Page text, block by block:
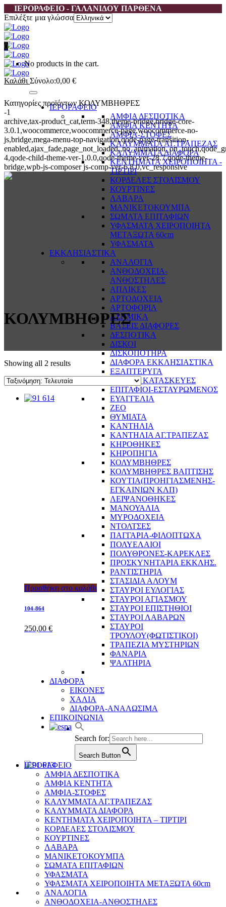
ΙΕΡΟΡΑΦΕΙΟ - ΓΑΛΑΝΙΔΟΥ ΠΑΡΘΕΝΑ
Επιλέξτε μια γλώσσα
0
No products in the cart.
Καλάθι Σύνολο:0,00 €
ΙΕΡΟΡΑΦΕΙΟ
ΑΜΦΙΑ ΔΕΣΠΟΤΙΚΑ
ΑΜΦΙΑ ΚΕΝΤΗΤΑ
ΑΜΦΙΑ-ΣΤΟΦΕΣ
ΚΑΛΥΜΜΑΤΑ ΑΓ.ΤΡΑΠΕΖΑΣ
ΚΑΛΥΜΜΑΤΑ ΔΙΑΦΟΡΑ
ΚΕΝΤΗΜΑΤΑ ΧΕΙΡΟΠΟΙΗΤΑ -
ΤΙΡΤΙΡΙ
ΚΟΡΔΕΛΕΣ ΣΤΟΛΙΣΜΟΥ
ΚΟΥΡΤΙΝΕΣ
ΛΑΒΑΡΑ
ΜΑΝΙΚΕΤΟΚΟΥΜΠΑ
ΣΩΜΑΤΑ ΕΠΙΤΑΦΙΩΝ
ΥΦΑΣΜΑΤΑ ΧΕΙΡΟΠΟΙΗΤΑ
ΜΕΤΑΞΩΤΑ 60cm
ΥΦΑΣΜΑΤΑ
ΕΚΚΛΗΣΙΑΣΤΙΚΑ
ΑΝΑΛΟΓΙΑ
ΑΝΘΟΔΟΧΕΙΑ-
ΑΝΘΟΣΤΗΛΕΣ
ΑΠΛΙΚΕΣ
ΑΡΤΟΔΟΧΕΙΑ
ΑΡΤΟΦΟΡΙΑ
ΑΣΗΜΙΚΑ
ΒΑΣΕΙΣ ΔΙΑΦΟΡΕΣ
ΔΕΣΠΟΤΙΚΑ
ΔΙΣΚΟΙ
ΔΙΣΚΟΠΟΤΗΡΑ
ΔΙΑΦΟΡΑ ΕΚΚΛΗΣΙΑΣΤΙΚΑ
ΕΞΑΠΤΕΡΥΓΑ
ΕΙΔΙΚΕΣ ΚΑΤΑΣΚΕΥΕΣ
ΕΠΙΤΑΦΙΟΙ-ΕΣΤΑΥΡΩΜΕΝΟΣ
ΕΥΑΓΓΕΛΙΑ
ΖΕΟ
ΘΥΜΙΑΤΑ
ΚΑΝΤΗΛΙΑ
ΚΑΝΤΗΛΙΑ ΑΓ.ΤΡΑΠΕΖΑΣ
ΚΗΡΟΘΗΚΕΣ
ΚΗΡΟΠΗΓΙΑ
ΚΟΛΥΜΒΗΘΡΕΣ
ΚΟΛΥΜΒΗΘΡΕΣ ΒΑΠΤΙΣΗΣ
ΚΟΥΤΙΑ(ΠΡΟΗΓΙΑΣΜΕΝΗΣ-
ΕΓΚΑΙΝΙΩΝ ΚΛΠ)
ΛΕΙΨΑΝΟΘΗΚΕΣ
ΜΑΝΟΥΑΛΙΑ
ΜΥΡΟΔΟΧΕΙΑ
ΝΤΟΛΤΣΕΣ
ΠΑΓΓΑΡΙΑ-ΦΙΛΟΠΤΩΧΑ
ΠΟΛΥΕΛΑΙΟΙ
ΠΟΛΥΘΡΟΝΕΣ-ΚΑΡΕΚΛΕΣ
ΠΡΟΣΚΥΝΗΤΑΡΙΑ ΕΚΚΛΗΣ.
ΡΑΝΤΙΣΤΗΡΙΑ
ΣΤΑΣΙΔΙΑ ΑΛΟΥΜ
ΣΤΑΥΡΟΙ ΕΥΛΟΓΙΑΣ
ΣΤΑΥΡΟΙ ΑΓΙΑΣΜΟΥ
ΣΤΑΥΡΟΙ ΕΠΙΣΤΗΘΙΟΙ
ΣΤΑΥΡΟΙ ΛΑΒΑΡΩΝ
ΣΤΑΥΡΟΙ
ΤΡΟΥΛΟΥ(ΦΩΤΙΣΤΙΚΟΙ)
ΤΡΑΠΕΖΙΑ ΜΥΣΤΗΡΙΩΝ
ΦΑΝΑΡΙΑ
ΨΑΛΤΗΡΙΑ
ΔΙΑΦΟΡΑ
ΕΙΚΟΝΕΣ
ΧΑΛΙΑ
ΔΙΑΦΟΡΑ-ΑΝΑΛΩΣΙΜΑ
ΕΠΙΚΟΙΝΩΝΙΑ
Search for:
Search Button
ΙΕΡΟΡΑΦΕΙΟ
ΑΜΦΙΑ ΔΕΣΠΟΤΙΚΑ
ΑΜΦΙΑ ΚΕΝΤΗΤΑ
ΑΜΦΙΑ-ΣΤΟΦΕΣ
ΚΑΛΥΜΜΑΤΑ ΑΓ.ΤΡΑΠΕΖΑΣ
ΚΑΛΥΜΜΑΤΑ ΔΙΑΦΟΡΑ
ΚΕΝΤΗΜΑΤΑ ΧΕΙΡΟΠΟΙΗΤΑ – ΤΙΡΤΙΡΙ
ΚΟΡΔΕΛΕΣ ΣΤΟΛΙΣΜΟΥ
ΚΟΥΡΤΙΝΕΣ
ΛΑΒΑΡΑ
ΜΑΝΙΚΕΤΟΚΟΥΜΠΑ
ΣΩΜΑΤΑ ΕΠΙΤΑΦΙΩΝ
ΥΦΑΣΜΑΤΑ
ΥΦΑΣΜΑΤΑ ΧΕΙΡΟΠΟΙΗΤΑ ΜΕΤΑΞΩΤΑ 60cm
ΑΝΑΛΟΓΙΑ
ΑΝΘΟΔΟΧΕΙΑ-ΑΝΘΟΣΤΗΛΕΣ
Κατηγορίες προϊόντων ΚΟΛΥΜΒΗΘΡΕΣ
-1
archive,tax-product_cat,term-348,theme-bridge,bridge-core-
3.0.1,woocommerce,woocommerce-page,woocommerce-no-
js,bridge,mega-menu-top-navigation,qode-page-transition-
4,qode-child-theme-ver-1.0.0,qode-theme-ver-28.7,qode-theme-
bridge,wpb-js-composer js-comp-ver-6.8.0,vc_responsive
ΚΟΛΥΜΒΗΘΡΕΣ
Showing all 2 results
Προσθήκη στο καλάθι
104-864
250,00 €